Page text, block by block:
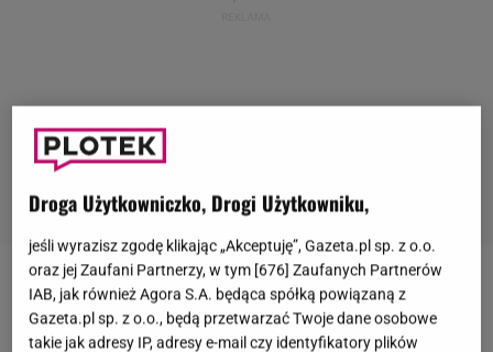
Więcej informacji i ciekawostek z życia gwiazd
znajdziesz na stronie głównej Gazeta.pl.
Droga Użytkowniczko, Drogi Użytkowniku,
jeśli wyrazisz zgodę klikając „Akceptuję”, Gazeta.pl sp. z o.o.
oraz jej Zaufani Partnerzy, w tym [676] Zaufanych Partnerów
IAB, jak również Agora S.A. będąca spółką powiązaną z
Gazeta.pl sp. z o.o., będą przetwarzać Twoje dane osobowe
takie jak adresy IP, adresy e-mail czy identyfikatory plików